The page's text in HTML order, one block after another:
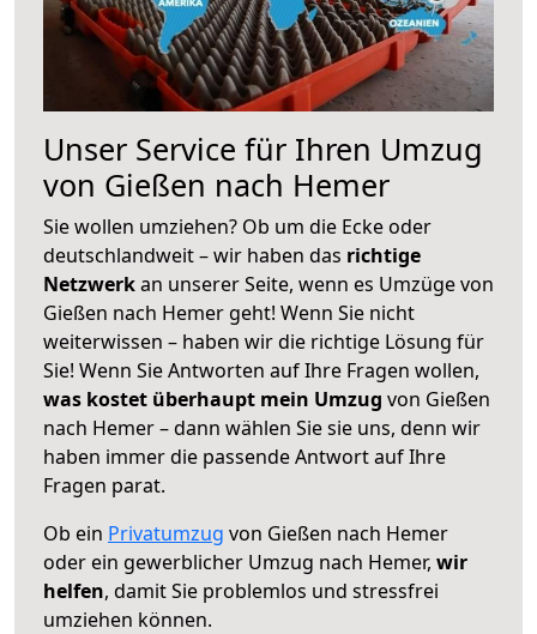
Unser Service für Ihren Umzug
von Gießen nach Hemer
Sie wollen umziehen? Ob um die Ecke oder
deutschlandweit – wir haben das richtige
Netzwerkan unserer Seite, wenn es Umzüge von
Gießen nach Hemer geht! Wenn Sie nicht
weiterwissen – haben wir die richtige Lösung für
Sie! Wenn Sie Antworten auf Ihre Fragen wollen,
was kostet überhaupt mein Umzug von Gießen
nach Hemer – dann wählen Sie sie uns, denn wir
haben immer die passende Antwort auf Ihre
Fragen parat.
Ob ein Privatumzug von Gießen nach Hemer
oder ein gewerblicher Umzug nach Hemer, wir
helfen, damit Sie problemlos und stressfrei
umziehen können.